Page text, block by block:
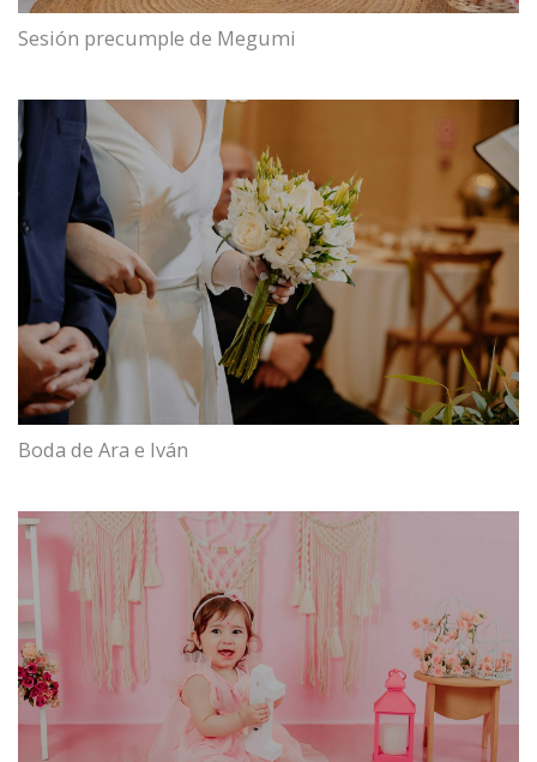
Sesión precumple de Megumi
Boda de Ara e Iván